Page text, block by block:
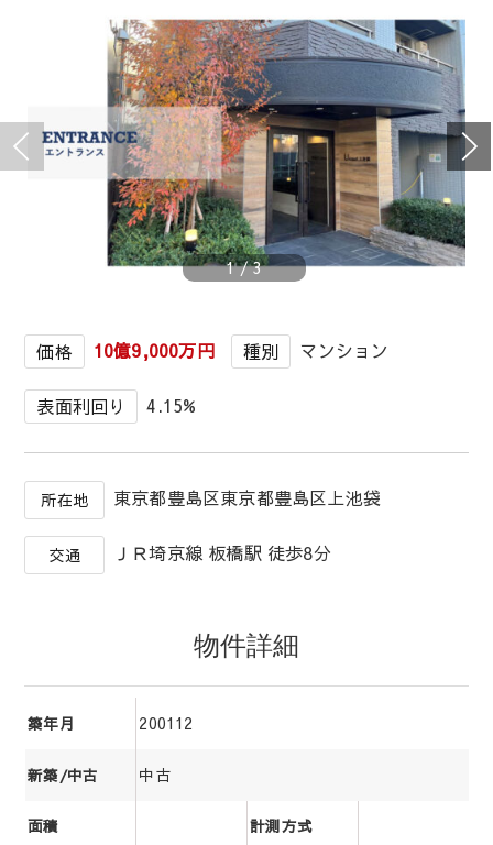
1/3
価格 10億9,000万円 種別 マンション
表面利回り 4.15%
所在地 東京都豊島区東京都豊島区上池袋
交通 ＪＲ埼京線 板橋駅 徒歩8分
物件詳細
築年月 200112
新築/中古 中古
面積 計測方式